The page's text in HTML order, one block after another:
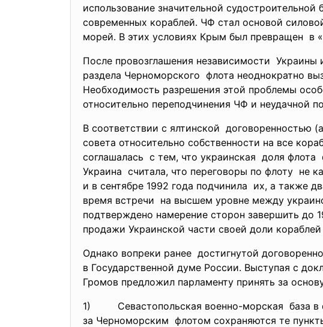
использование значительной
современных кораблей. ЧФ стал основой
морей. В этих условиях Крым был превращен в
После провозглашения независимости
раздела Черноморского флота неоднократно
Необходимость разрешения этой проблемы
относительно переподчинения ЧФ и неудачной
В соответствии с ялтинской договоренностью
совета относительно собственности на все
соглашалась с тем, что украинская доля флота
Украина считала, что переговоры по флоту не
и в сентябре 1992 года подчинила их, а также
время встречи на высшем уровне между
подтверждено намерение сторон завершить до
продажи Украинской части своей доли
Однако вопреки ранее достигнутой
в Государственной думе России. Выступая с
Громов предложил парламенту принять за
1) Севастопольская военно-морская база в
за Черноморским флотом сохраняются те